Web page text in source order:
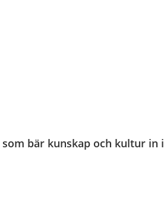
bär kunskap och kultur in i